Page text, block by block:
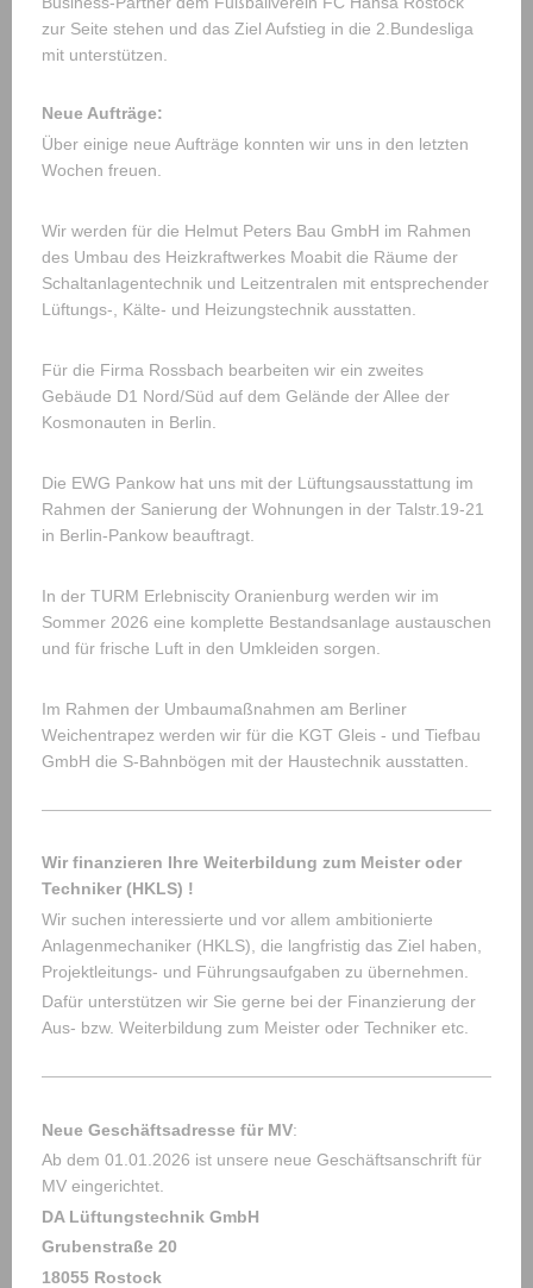
zur Seite stehen und das Ziel Aufstieg in die 2.Bundesliga
mit unterstützen.
Neue Aufträge:
Über einige neue Aufträge konnten wir uns in den letzten
Wochen freuen.
Wir werden für die Helmut Peters Bau GmbH im Rahmen
des Umbau des Heizkraftwerkes Moabit die Räume der
Schaltanlagentechnik und Leitzentralen mit entsprechender
Lüftungs-, Kälte- und Heizungstechnik ausstatten.
Für die Firma Rossbach bearbeiten wir ein zweites
Gebäude D1 Nord/Süd auf dem Gelände der Allee der
Kosmonauten in Berlin.
Die EWG Pankow hat uns mit der Lüftungsausstattung im
Rahmen der Sanierung der Wohnungen in der Talstr.19-21
in Berlin-Pankow beauftragt.
In der TURM Erlebniscity Oranienburg werden wir im
Sommer 2026 eine komplette Bestandsanlage austauschen
und für frische Luft in den Umkleiden sorgen.
Im Rahmen der Umbaumaßnahmen am Berliner
Weichentrapez werden wir für die KGT Gleis - und Tiefbau
GmbH die S-Bahnbögen mit der Haustechnik ausstatten.
Wir finanzieren Ihre Weiterbildung zum Meister oder
Techniker (HKLS) !
Wir suchen interessierte und vor allem ambitionierte
Anlagenmechaniker (HKLS), die langfristig das Ziel haben,
Projektleitungs- und Führungsaufgaben zu übernehmen.
Dafür unterstützen wir Sie gerne bei der Finanzierung der
Aus- bzw. Weiterbildung zum Meister oder Techniker etc.
Neue Geschäftsadresse für MV:
Ab dem 01.01.2026 ist unsere neue Geschäftsanschrift für
MV eingerichtet.
DA Lüftungstechnik GmbH
Grubenstraße 20
18055 Rostock